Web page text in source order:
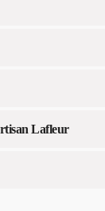
Lafleur